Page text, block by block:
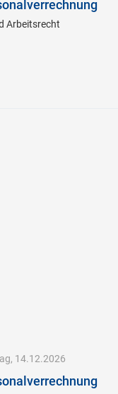
Arbeitsrecht
14.12.2026